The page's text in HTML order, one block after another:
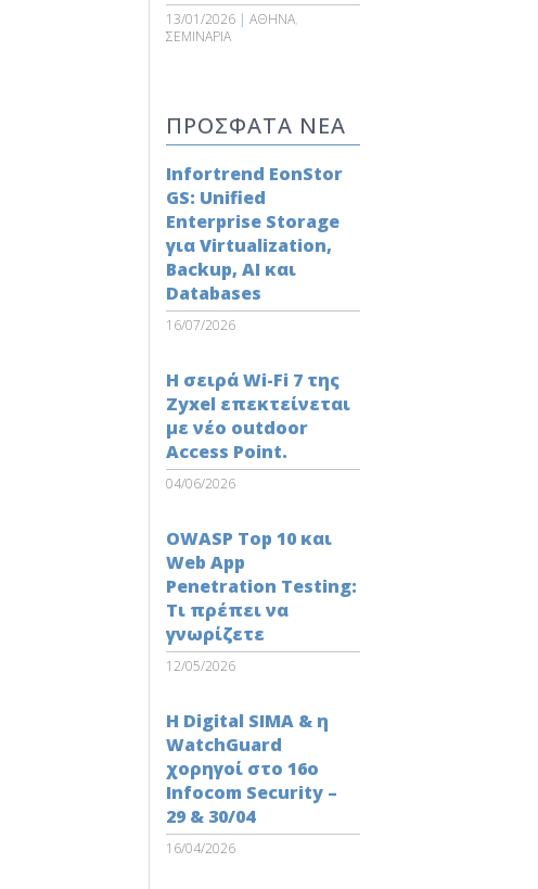
13/01/2026 |ΑΘΗΝΑ,
ΣΕΜΙΝΑΡΙΑ
ΠΡΟΣΦΑΤΑ ΝΕΑ
Infortrend EonStor
GS: Unified
Enterprise Storage
για Virtualization,
Backup, AI και
Databases
16/07/2026
Η σειρά Wi-Fi 7 της
Zyxel επεκτείνεται
με νέο outdoor
Access Point.
04/06/2026
OWASP Top 10 και
Web App
Penetration Testing:
Τι πρέπει να
γνωρίζετε
12/05/2026
Η Digital SIMA & η
WatchGuard
χορηγοί στο 16ο
Infocom Security –
29 & 30/04
16/04/2026